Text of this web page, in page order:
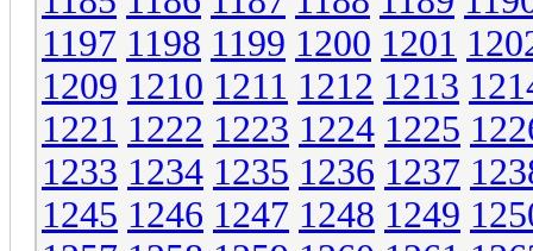
1197 1198 1199 1200 1201
1209 1210 1211 1212 1213
1221 1222 1223 1224 1225
1233 1234 1235 1236 1237
1245 1246 1247 1248 1249